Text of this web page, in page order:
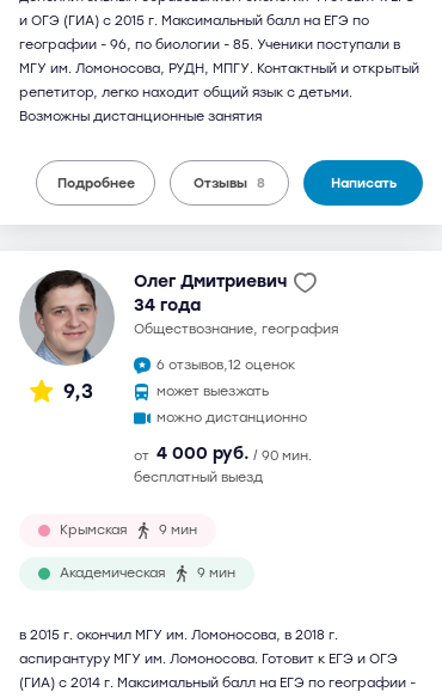
и ОГЭ (ГИА) с 2015 г. Максимальный балл на ЕГЭ по
географии - 96, по биологии - 85. Ученики поступали в
МГУ им. Ломоносова, РУДН, МПГУ. Контактный и открытый
репетитор, легко находит общий язык с детьми.
Возможны дистанционные занятия
Подробнее Отзывы 8 Написать
9,3
Олег Дмитриевич
34 года
обществознание, география
6 отзывов,12 оценок
может выезжать
можно дистанционно
от 4 000 руб. / 90 мин.
бесплатный выезд
Крымская 9 мин
Академическая 9 мин
в 2015 г. окончил МГУ им. Ломоносова, в 2018 г.
аспирантуру МГУ им. Ломоносова. Готовит к ЕГЭ и ОГЭ
(ГИА) с 2014 г. Максимальный балл на ЕГЭ по географии -